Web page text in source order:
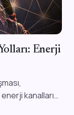
Enerji
kanallarını